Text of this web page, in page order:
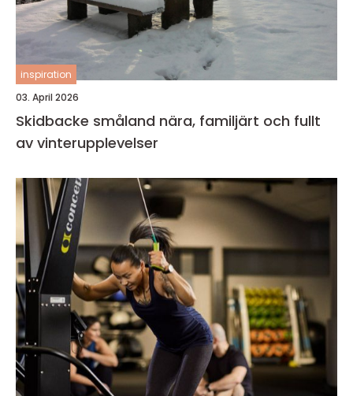
inspiration
03. April 2026
Skidbacke småland nära, familjärt och fullt
av vinterupplevelser